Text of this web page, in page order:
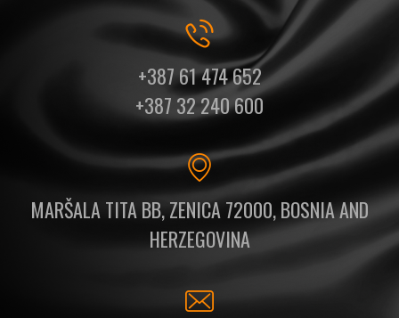
+387 61 474 652
+387 32 240 600
MARŠALA TITA BB, ZENICA 72000, BOSNIA AND
HERZEGOVINA